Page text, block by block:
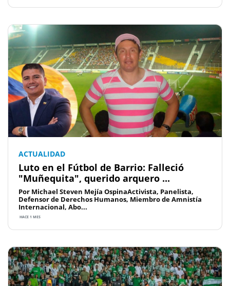
ACTUALIDAD
Luto en el Fútbol de Barrio: Falleció
"Muñequita", querido arquero ...
Por Michael Steven Mejía OspinaActivista, Panelista,
Defensor de Derechos Humanos, Miembro de Amnistía
Internacional, Abo...
HACE 1 MES